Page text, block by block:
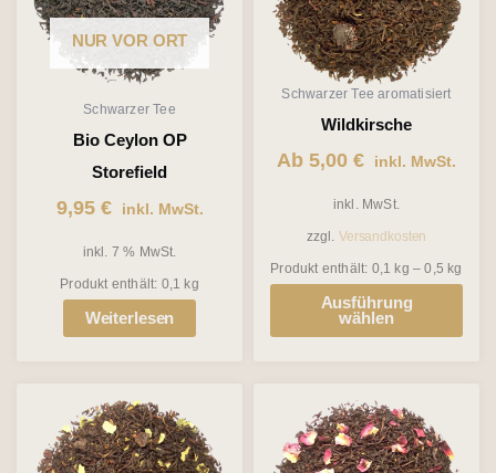
NUR VOR ORT
Schwarzer Tee
Bio Ceylon OP
Storefield
9,95 € inkl. MwSt.
inkl. 7 % MwSt.
Produkt enthält: 0,1 kg
Weiterlesen
Schwarzer Tee aromatisiert
Wildkirsche
Ab 5,00 € inkl. MwSt.
inkl. MwSt.
zzgl. Versandkosten
Produkt enthält: 0,1 kg – 0,5 kg
Ausführung
wählen
Varianten
auf.
Die
Optionen
der
Produktseite
gewählt
werden
Dieses
Produkt
weist
Dieses
Produkt
weist